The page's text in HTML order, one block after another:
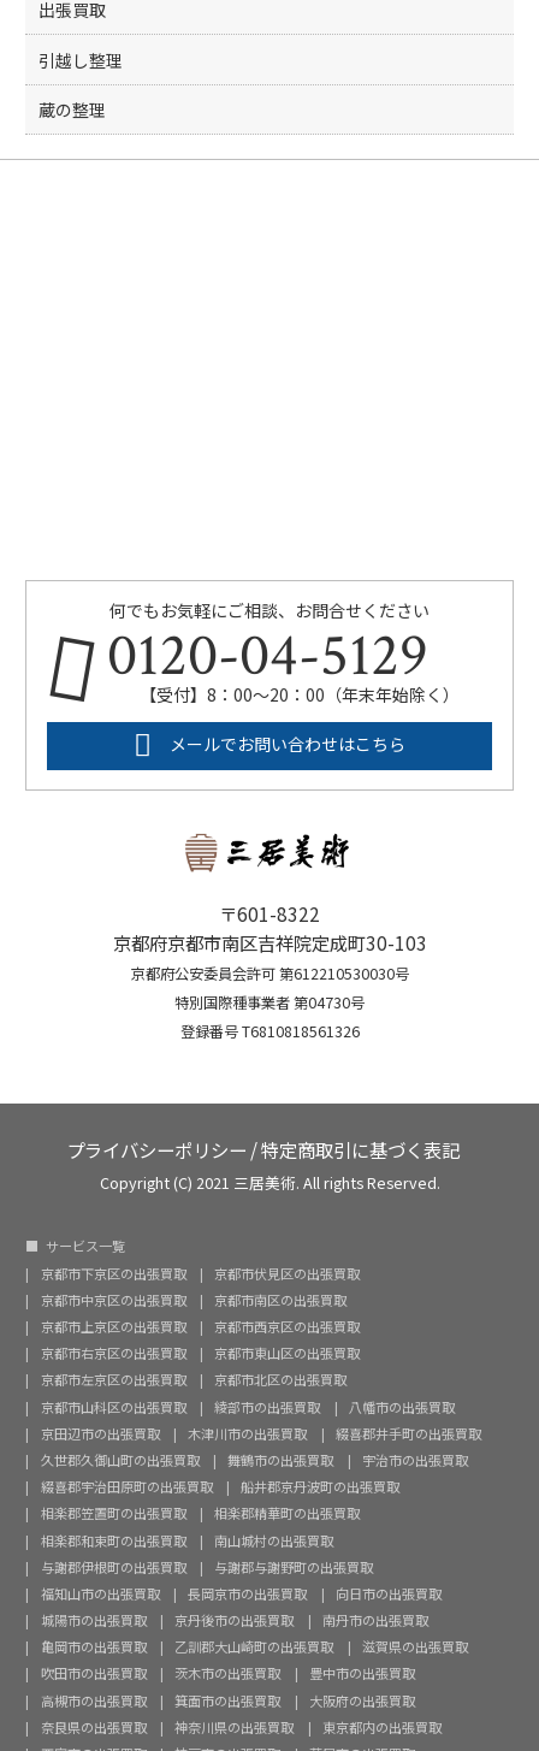
出張買取
引越し整理
蔵の整理
何でもお気軽にご相談、お問合せください
0120-04-5129
【受付】8：00～20：00（年末年始除く）
メールでお問い合わせはこちら
〒601-8322
京都府京都市南区吉祥院定成町30-103
京都府公安委員会許可 第612210530030号
特別国際種事業者 第04730号
登録番号 T6810818561326
プライバシーポリシー /特定商取引に基づく表記
Copyright (C) 2021 三居美術. All rights Reserved.
サービス一覧
京都市下京区の出張買取
京都市伏見区の出張買取
京都市中京区の出張買取
京都市南区の出張買取
京都市上京区の出張買取
京都市西京区の出張買取
京都市右京区の出張買取
京都市東山区の出張買取
京都市左京区の出張買取
京都市北区の出張買取
京都市山科区の出張買取
綾部市の出張買取
八幡市の出張買取
京田辺市の出張買取
木津川市の出張買取
綴喜郡井手町の出張買取
久世郡久御山町の出張買取
舞鶴市の出張買取
宇治市の出張買取
綴喜郡宇治田原町の出張買取
船井郡京丹波町の出張買取
相楽郡笠置町の出張買取
相楽郡精華町の出張買取
相楽郡和束町の出張買取
南山城村の出張買取
与謝郡伊根町の出張買取
与謝郡与謝野町の出張買取
福知山市の出張買取
長岡京市の出張買取
向日市の出張買取
城陽市の出張買取
京丹後市の出張買取
南丹市の出張買取
亀岡市の出張買取
乙訓郡大山崎町の出張買取
滋賀県の出張買取
吹田市の出張買取
茨木市の出張買取
豊中市の出張買取
高槻市の出張買取
箕面市の出張買取
大阪府の出張買取
奈良県の出張買取
神奈川県の出張買取
東京都内の出張買取